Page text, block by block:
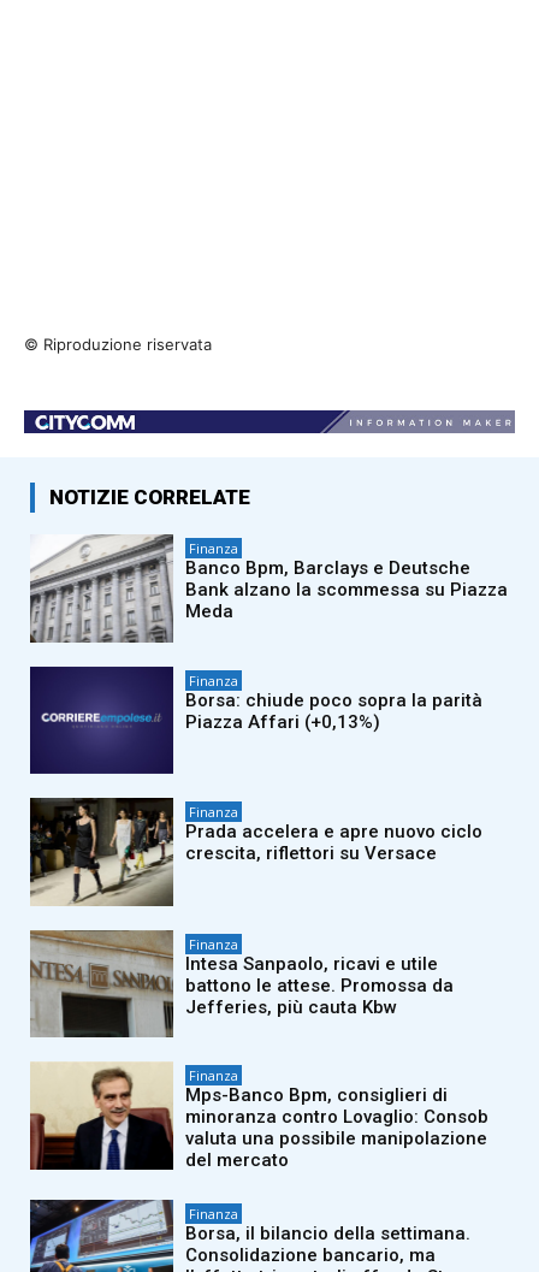
© Riproduzione riservata
NOTIZIE CORRELATE
Finanza
Banco Bpm, Barclays e Deutsche
Bank alzano la scommessa su Piazza
Meda
Finanza
Borsa: chiude poco sopra la parità
Piazza Affari (+0,13%)
Finanza
Prada accelera e apre nuovo ciclo
crescita, riflettori su Versace
Finanza
Intesa Sanpaolo, ricavi e utile
battono le attese. Promossa da
Jefferies, più cauta Kbw
Finanza
Mps-Banco Bpm, consiglieri di
minoranza contro Lovaglio: Consob
valuta una possibile manipolazione
del mercato
Finanza
Borsa, il bilancio della settimana.
Consolidazione bancario, ma